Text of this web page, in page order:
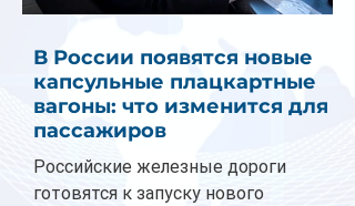
В России появятся новые
капсульные плацкартные
вагоны: что изменится для
пассажиров
Российские железные дороги
готовятся к запуску нового